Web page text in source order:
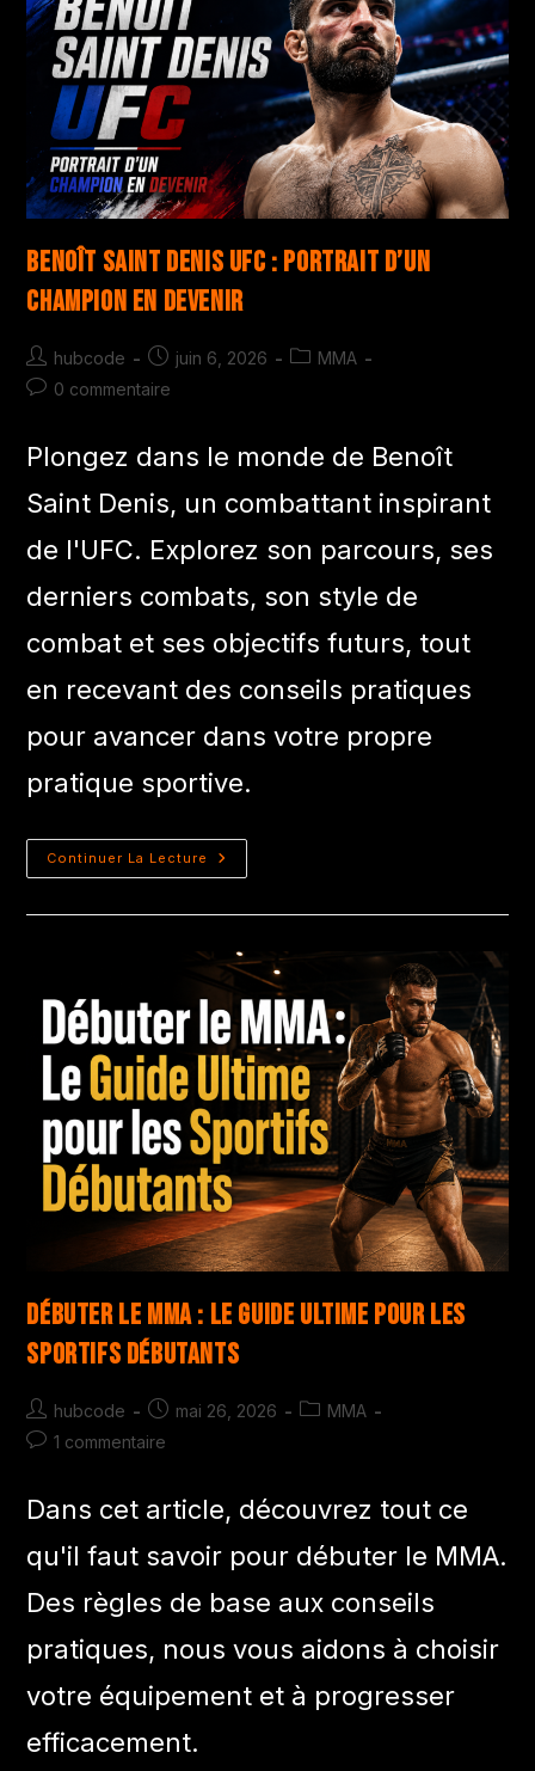
Benoît Saint Denis UFC : Portrait d’un
Champion en Devenir
hubcode juin 6, 2026
MMA
0 commentaire
Plongez dans le monde de Benoît
Saint Denis, un combattant inspirant
de l'UFC. Explorez son parcours, ses
derniers combats, son style de
combat et ses objectifs futurs, tout
en recevant des conseils pratiques
pour avancer dans votre propre
pratique sportive.
Continuer La Lecture
Débuter le MMA : Le Guide Ultime pour les
Sportifs Débutants
hubcode mai 26, 2026
MMA
1 commentaire
Dans cet article, découvrez tout ce
qu'il faut savoir pour débuter le MMA.
Des règles de base aux conseils
pratiques, nous vous aidons à choisir
votre équipement et à progresser
efficacement.